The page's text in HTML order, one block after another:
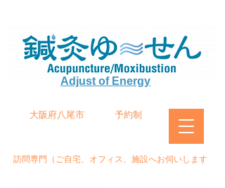
Adjust of Energy
大阪府八尾市 予約制
訪問専門（ご自宅、オフィス、施設へお伺いします